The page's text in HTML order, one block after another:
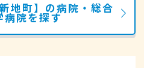
地町】の病院・総合
病院を探す